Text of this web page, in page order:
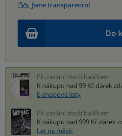
Do
Jsme transparentní
Při zaslání zboží balíčkem
K nákupu nad 99 Kč dárek
E-shopové listy
Při zaslání zboží balíčkem
K nákupu nad 999 Kč dárek
Let na měsíc